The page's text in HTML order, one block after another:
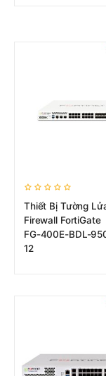
Thiết Bị Tường
Firewall FortiGate
FG-400E-BDL-
12